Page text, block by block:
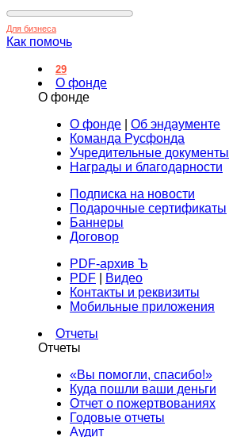
Для бизнеса
Как помочь
29
О фонде
О фонде
О фонде
Об эндаументе
Команда Русфонда
Учредительные документы
Награды и благодарности
Подписка на новости
Подарочные сертификаты
Баннеры
Договор
PDF-архив Ъ
PDF
Видео
Контакты и реквизиты
Мобильные приложения
Отчеты
Отчеты
«Вы помогли, спасибо!»
Куда пошли ваши деньги
Отчет о пожертвованиях
Годовые отчеты
Аудит